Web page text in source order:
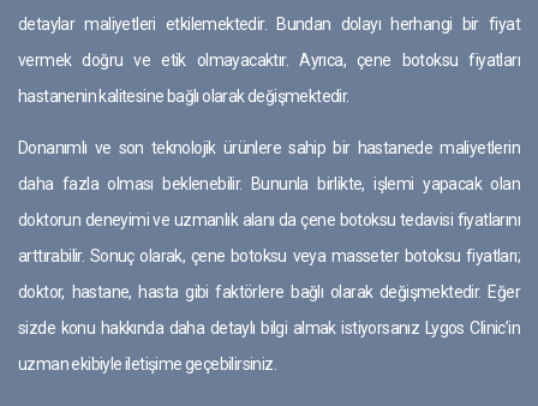
detaylar maliyetleri etkilemektedir. Bundan dolayı herhangi bir fiyat
vermek doğru ve etik olmayacaktır. Ayrıca, çene botoksu fiyatları
hastanenin kalitesine bağlı olarak değişmektedir.
Donanımlı ve son teknolojik ürünlere sahip bir hastanede maliyetlerin
daha fazla olması beklenebilir. Bununla birlikte, işlemi yapacak olan
doktorun deneyimi ve uzmanlık alanı da çene botoksu tedavisi fiyatlarını
arttırabilir. Sonuç olarak, çene botoksu veya masseter botoksu fiyatları;
doktor, hastane, hasta gibi faktörlere bağlı olarak değişmektedir. Eğer
sizde konu hakkında daha detaylı bilgi almak istiyorsanız Lygos Clinic’in
uzman ekibiyle iletişime geçebilirsiniz.